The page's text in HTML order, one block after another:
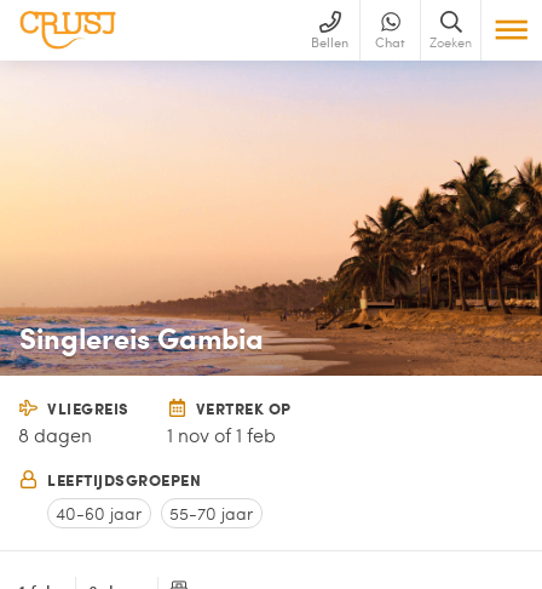
Bellen Chat Zoeken
Singlereis Gambia
VLIEGREIS
8 dagen
VERTREK OP
1 nov of 1 feb
LEEFTIJDSGROEPEN
40-60 jaar 55-70 jaar